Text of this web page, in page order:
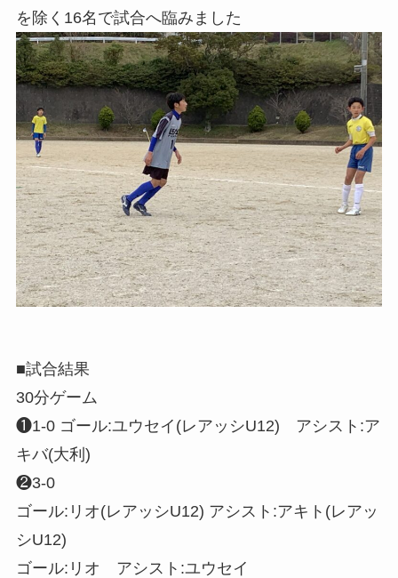
を除く16名で試合へ臨みました
■試合結果
30分ゲーム
❶1-0 ゴール:ユウセイ(レアッシU12) アシスト:ア
キバ(大利)
❷3-0
ゴール:リオ(レアッシU12) アシスト:アキト(レアッ
シU12)
ゴール:リオ アシスト:ユウセイ